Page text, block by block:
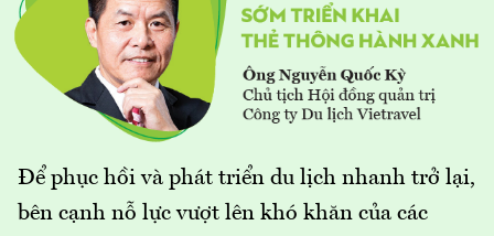
Để phục hồi và phát triển du lịch nhanh trở lại,
bên cạnh nỗ lực vượt lên khó khăn của các